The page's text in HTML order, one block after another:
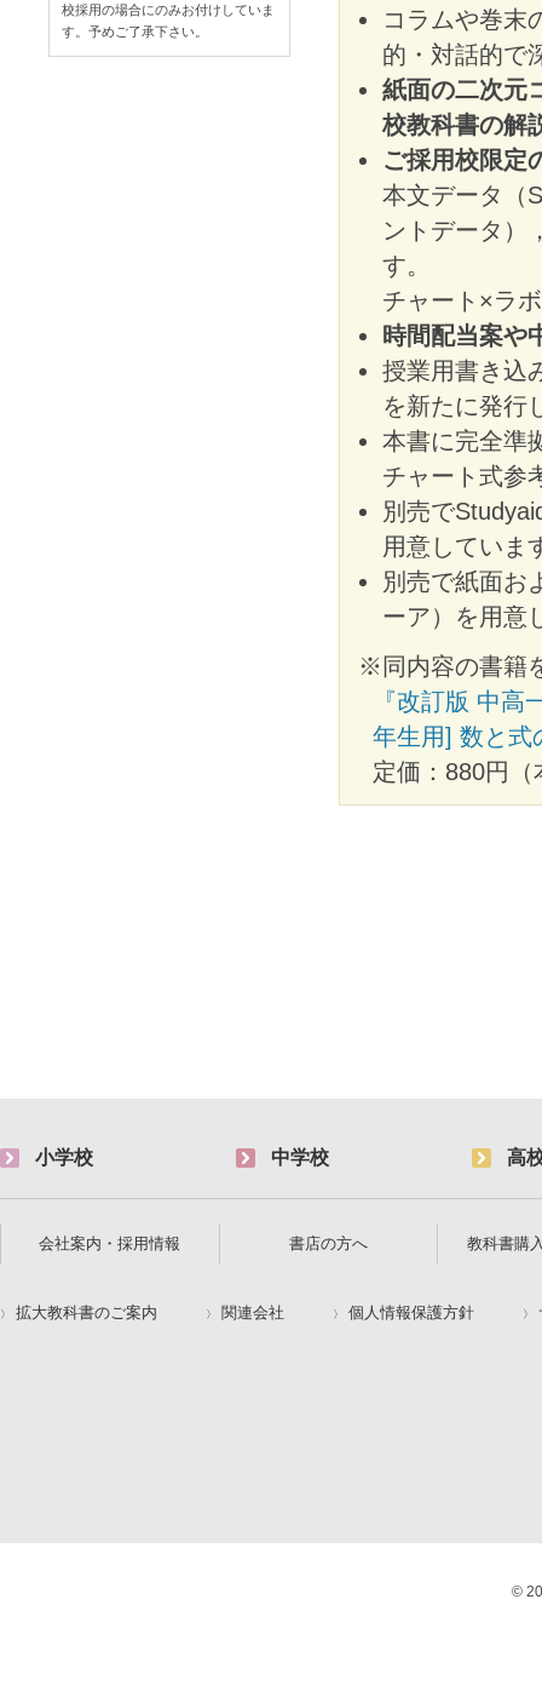
コラムや巻末
的・対話的で
紙面の二次元
校教科書の解
ご採用校限定
本文データ（
ントデータ）
す。
チャート×ラ
時間配当案や
授業用書き込
を新たに発行
本書に完全準
チャート式参
別売で
用意していま
別売で紙面お
ーア）を用意
※同内容の書籍
『改訂版 中
年生用] 数と式
定価：880円
校採用の場合にのみお付けしていま
す。予めご了承下さい。
小学校 中学校 高
会社案内・採用情報 書店の方へ 教科書購
拡大教科書のご案内 関連会社 個人情報保護方針
©